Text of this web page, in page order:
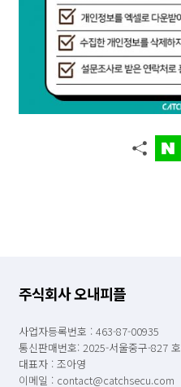
주식회사 오내피플
사업자등록번호 : 463-87-00935
통신판매번호: 2025-서울중구-827 호
대표자 : 조아영
이메일 : contact@catchsecu.com